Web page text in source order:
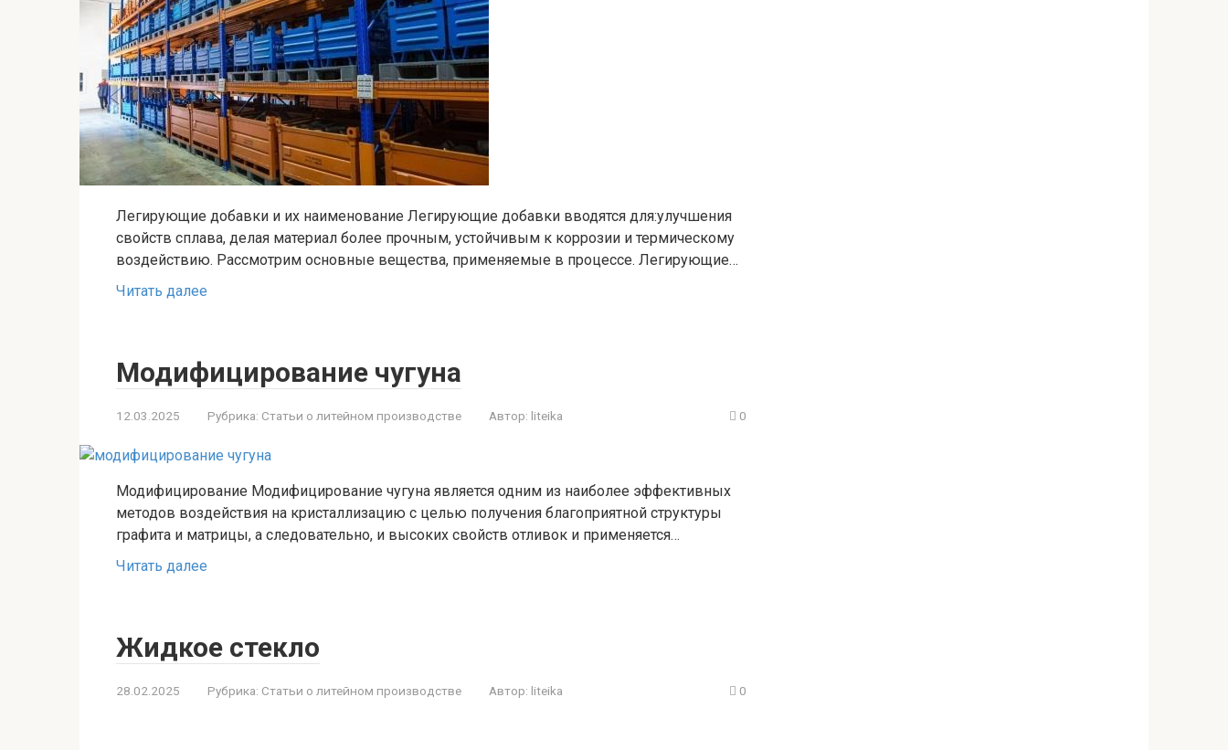
Легирующие добавки и их наименование Легирующие добавки вводятся для:улучшения
свойств сплава, делая материал более прочным, устойчивым к коррозии и термическому
воздействию. Рассмотрим основные вещества, применяемые в процессе. Легирующие…
Читать далее
Модифицирование чугуна
12.03.2025 Рубрика: Статьи о литейном производстве Автор: liteika 0
Модифицирование Модифицирование чугуна является одним из наиболее эффективных
методов воздействия на кристаллизацию с целью получения благоприятной структуры
графита и матрицы, а следовательно, и высоких свойств отливок и применяется…
Читать далее
Жидкое стекло
28.02.2025 Рубрика: Статьи о литейном производстве Автор: liteika 0